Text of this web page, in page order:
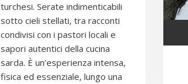
turchesi. Serate indimenticabili
sotto cieli stellati, tra racconti
condivisi con i pastori locali e
sapori autentici della cucina
sarda. È un’esperienza intensa,
fisica ed essenziale, lungo una